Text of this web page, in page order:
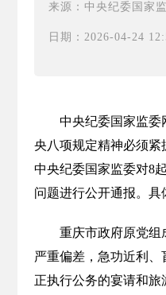
来源：中央纪委国家
日期：2026-04-24
中央纪委国家监委
央八项规定精神必须紧
中央纪委国家监委对8
问题进行公开通报。具
重庆市政府原党组
严重偏差，急功近利
正执行公务的宴请和旅